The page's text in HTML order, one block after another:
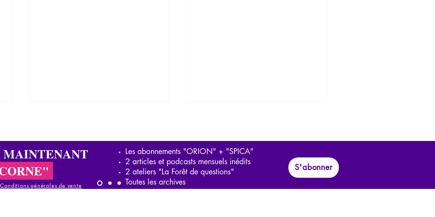
MAINTENANT
Conditions générales de vente
Les abonnements "ORION" + "SPICA"
2 articles et podcasts mensuels inédits
2 ateliers "La Forêt de questions"
Toutes les archives
S'abonner